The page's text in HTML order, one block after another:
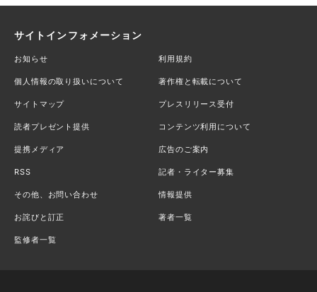
サイトインフォメーション
お知らせ 利用規約
個人情報の取り扱いについて 著作権と転載について
サイトマップ プレスリリース受付
読者プレゼント提供 コンテンツ利用について
提携メディア 広告のご案内
RSS 記者・ライター募集
その他、お問い合わせ 情報提供
お詫びと訂正 著者一覧
監修者一覧